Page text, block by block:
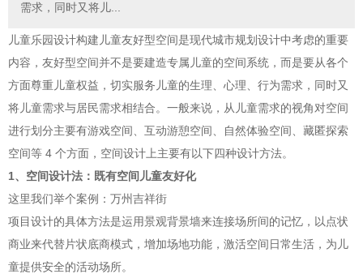
需求，同时又将儿...
儿童乐园设计构建儿童友好型空间是现代城市规划设计中考虑的重要
内容，友好型空间并不是要建造专属儿童的空间系统，而是要从各个
方面尊重儿童权益，切实服务儿童的生理、心理、行为需求，同时又
将儿童需求与居民需求相结合。一般来说，从儿童需求的视角对空间
进行划分主要有游戏空间、互动游憩空间、自然体验空间、藏匿探索
空间等 4 个方面，空间设计上主要有以下四种设计方法。
1、空间设计法：既有空间儿童友好化
这里我们举个案例：万州吉祥街
项目设计的具体方法是运用景观背景墙来连接场所间的记忆，以点状
商业来代替片状底商模式，增加场地功能，激活空间日常生活，为儿
童提供安全的活动场所。